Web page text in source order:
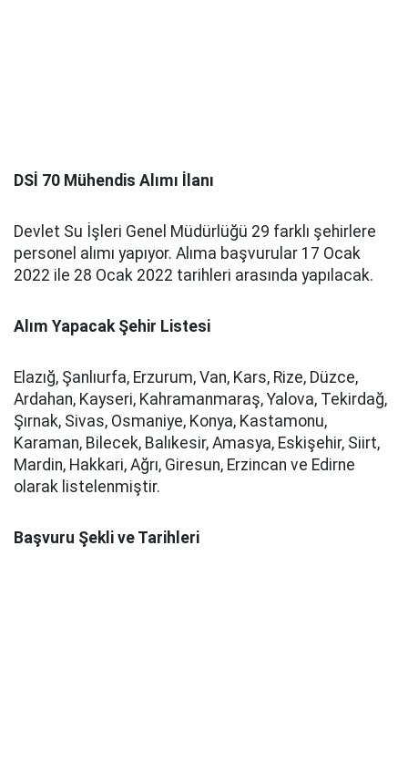
DSİ 70 Mühendis Alımı İlanı
Devlet Su İşleri Genel Müdürlüğü 29 farklı şehirlere
personel alımı yapıyor. Alıma başvurular 17 Ocak
2022 ile 28 Ocak 2022 tarihleri arasında yapılacak.
Alım Yapacak Şehir Listesi
Elazığ, Şanlıurfa, Erzurum, Van, Kars, Rize, Düzce,
Ardahan, Kayseri, Kahramanmaraş, Yalova, Tekirdağ,
Şırnak, Sivas, Osmaniye, Konya, Kastamonu,
Karaman, Bilecek, Balıkesir, Amasya, Eskişehir, Siirt,
Mardin, Hakkari, Ağrı, Giresun, Erzincan ve Edirne
olarak listelenmiştir.
Başvuru Şekli ve Tarihleri